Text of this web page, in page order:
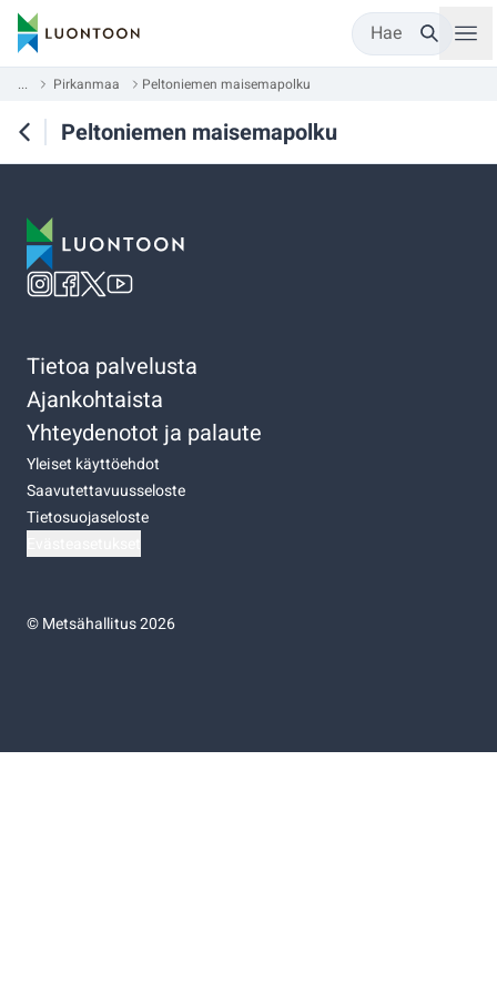
Hae
... Pirkanmaa Peltoniemen maisemapolku
Peltoniemen maisemapolku
Tietoa palvelusta
Ajankohtaista
Yhteydenotot ja palaute
Yleiset käyttöehdot
Saavutettavuusseloste
Tietosuojaseloste
©Metsähallitus 2026